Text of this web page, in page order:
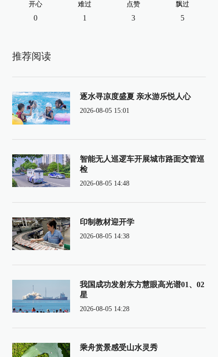
开心
0
难过
1
点赞
3
飘过
5
推荐阅读
逐水寻凉度盛夏 亲水游乐悦人心
2026-08-05 15:01
智能无人巡逻车开展城市路面交管巡
检
2026-08-05 14:48
印制教材迎开学
2026-08-05 14:38
我国成功发射东方慧眼高光谱01、02
星
2026-08-05 14:28
乘舟赏景感受山水灵秀